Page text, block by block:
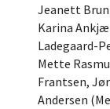
Jeanett
Karina
Ladegaard-
Mette
Frantsen,
Andersen